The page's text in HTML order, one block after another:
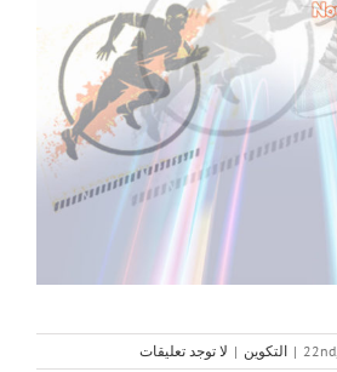
| التكوين | لا توجد تعليقات